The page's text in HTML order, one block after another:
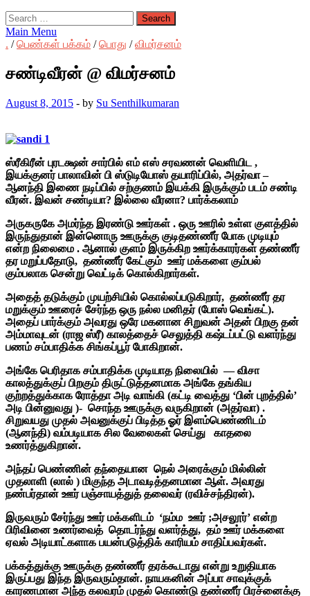
Search
for:
Main Menu
. /பெண்கள் பக்கம் /பொது /விமர்சனம்
சண்டிவீரன் @ விமர்சனம்
August 8, 2015 - by Su Senthilkumaran
ஸ்ரீகிரீன் புரடக்ஷன் சார்பில் எம் எஸ் சரவணன் வெளியிட ,
இயக்குனர் பாலாவின் பி ஸ்டுடியோஸ் தயாரிப்பில், அதர்வா –
ஆனந்தி இணை நடிப்பில் சற்குணம் இயக்கி இருக்கும் படம் சண்டி
வீரன். இவன் சண்டியா? இல்லை வீரனா? பார்க்கலாம்
அருகருகே அமர்ந்த இரண்டு ஊர்கள் . ஒரு ஊரில் உள்ள குளத்தில்
இருந்துதான் இன்னொரு ஊருக்கு குடிதண்ணீர் போக முடியும்
என்ற நிலைமை . ஆனால் குளம் இருக்கிற ஊர்க்காரர்கள் தண்ணீர்
தர மறுப்பதோடு, தண்ணீர் கேட்கும் ஊர் மக்களை கும்பல்
கும்பலாக சென்று வெட்டிக் கொல்கிறார்கள்.
அதைத் தடுக்கும் முயற்சியில் கொல்லப்படுகிறார், தண்ணீர் தர
மறுக்கும் ஊரைச் சேர்ந்த ஒரு நல்ல மனிதர் (போஸ் வெங்கட்).
அதைப் பார்க்கும் அவரது ஒரே மகனான சிறுவன் அதன் பிறகு தன்
அம்மாவுடன் (ராஜ ஸ்ரீ) காலத்தைச் செலுத்தி கஷ்டப்பட்டு வளர்ந்து
பணம் சம்பாதிக்க சிங்கப்பூர் போகிறான்.
அங்கே பெரிதாக சம்பாதிக்க முடியாத நிலையில் — விசா
காலத்துக்குப் பிறகும் திருட்டுத்தனமாக அங்கே தங்கிய
குற்றத்துக்காக ரோத்தா அடி வாங்கி (கட்டி வைத்து ‘பின் புறத்தில்’
அடி பின்னுவது )- சொந்த ஊருக்கு வருகிறான் (அதர்வா) .
சிறுவயது முதல் அவனுக்குப் பிடித்த ஓர் இளம்பெண்ணிடம்
(ஆனந்தி) வம்படியாக சில வேலைகள் செய்து காதலை
உணர்த்துகிறான்.
அந்தப் பெண்ணின் தந்தையான நெல் அரைக்கும் மில்லின்
முதலாளி (லால் ) மிகுந்த அடாவடித்தனமான ஆள். அவரது
நண்பர்தான் ஊர் பஞ்சாயத்துத் தலைவர் (ரவிச்சந்திரன்).
இருவரும் சேர்ந்து ஊர் மக்களிடம் ‘நம்ம ஊர் ;அசலூர்’ என்ற
பிரிவினை உணர்வைத் தொடர்ந்து வளர்த்து, தம் ஊர் மக்களை
ஏவல் அடியாட்களாக பயன்படுத்திக் காரியம் சாதிப்பவர்கள்.
பக்கத்துக்கு ஊருக்கு தண்ணீர் தரக்கூடாது என்று உறுதியாக
இருப்பது இந்த இருவரும்தான். நாயகனின் அப்பா சாவுக்குக்
காரணமான அந்த கலவரம் முதல் கொண்டு தண்ணீர் பிரச்னைக்கு